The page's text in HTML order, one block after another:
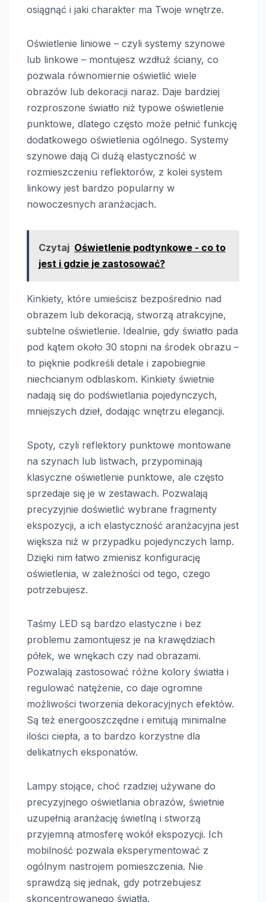
osiągnąć i jaki charakter ma Twoje wnętrze.
Oświetlenie liniowe – czyli systemy szynowe
lub linkowe – montujesz wzdłuż ściany, co
pozwala równomiernie oświetlić wiele
obrazów lub dekoracji naraz. Daje bardziej
rozproszone światło niż typowe oświetlenie
punktowe, dlatego często może pełnić funkcję
dodatkowego oświetlenia ogólnego. Systemy
szynowe dają Ci dużą elastyczność w
rozmieszczeniu reflektorów, z kolei system
linkowy jest bardzo popularny w
nowoczesnych aranżacjach.
Czytaj Oświetlenie podtynkowe - co to
jest i gdzie je zastosować?
Kinkiety, które umieścisz bezpośrednio nad
obrazem lub dekoracją, stworzą atrakcyjne,
subtelne oświetlenie. Idealnie, gdy światło pada
pod kątem około 30 stopni na środek obrazu –
to pięknie podkreśli detale i zapobiegnie
niechcianym odblaskom. Kinkiety świetnie
nadają się do podświetlania pojedynczych,
mniejszych dzieł, dodając wnętrzu elegancji.
Spoty, czyli reflektory punktowe montowane
na szynach lub listwach, przypominają
klasyczne oświetlenie punktowe, ale często
sprzedaje się je w zestawach. Pozwalają
precyzyjnie doświetlić wybrane fragmenty
ekspozycji, a ich elastyczność aranżacyjna jest
większa niż w przypadku pojedynczych lamp.
Dzięki nim łatwo zmienisz konfigurację
oświetlenia, w zależności od tego, czego
potrzebujesz.
Taśmy LED są bardzo elastyczne i bez
problemu zamontujesz je na krawędziach
półek, we wnękach czy nad obrazami.
Pozwalają zastosować różne kolory światła i
regulować natężenie, co daje ogromne
możliwości tworzenia dekoracyjnych efektów.
Są też energooszczędne i emitują minimalne
ilości ciepła, a to bardzo korzystne dla
delikatnych eksponatów.
Lampy stojące, choć rzadziej używane do
precyzyjnego oświetlania obrazów, świetnie
uzupełnią aranżację świetlną i stworzą
przyjemną atmosferę wokół ekspozycji. Ich
mobilność pozwala eksperymentować z
ogólnym nastrojem pomieszczenia. Nie
sprawdzą się jednak, gdy potrzebujesz
skoncentrowanego światła.